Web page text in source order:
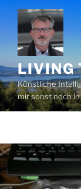
Zum
Inhalt
springen
LIVING
Künstliche
mir sonst noch